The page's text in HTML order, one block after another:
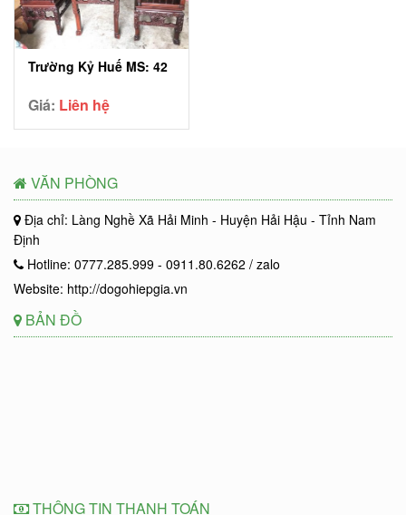
Trường Kỷ Huế MS: 42
Giá: Liên hệ
VĂN PHÒNG
Địa chỉ: Làng Nghề Xã Hải Minh - Huyện Hải Hậu - Tỉnh Nam
Định
Hotline: 0777.285.999 - 0911.80.6262 / zalo
Website: http://dogohiepgia.vn
BẢN ĐỒ
THÔNG TIN THANH TOÁN